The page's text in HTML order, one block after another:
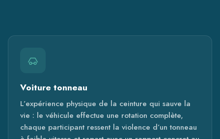
Voiture tonneau
L’expérience physique de la ceinture qui sauve la
vie : le véhicule effectue une rotation complète,
chaque participant ressent la violence d’un tonneau